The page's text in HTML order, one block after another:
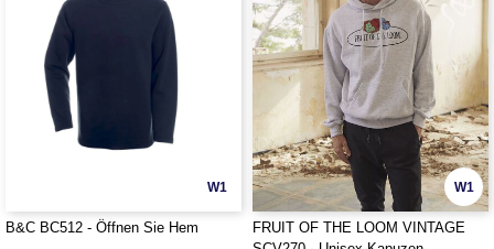
W1
B&C BC512 - Öffnen Sie Hem
W1
FRUIT OF THE LOOM VINTAGE